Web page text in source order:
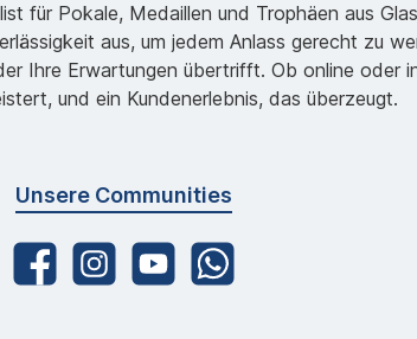
für Pokale, Medaillen und Trophäen aus
aus, um jedem Anlass gerecht zu
Ihre Erwartungen übertrifft. Ob online oder
und ein Kundenerlebnis, das überzeugt.
Unsere Communities